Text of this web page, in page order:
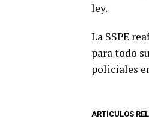
ley.
La SSPE
para todo
policiales
ARTÍCULOS